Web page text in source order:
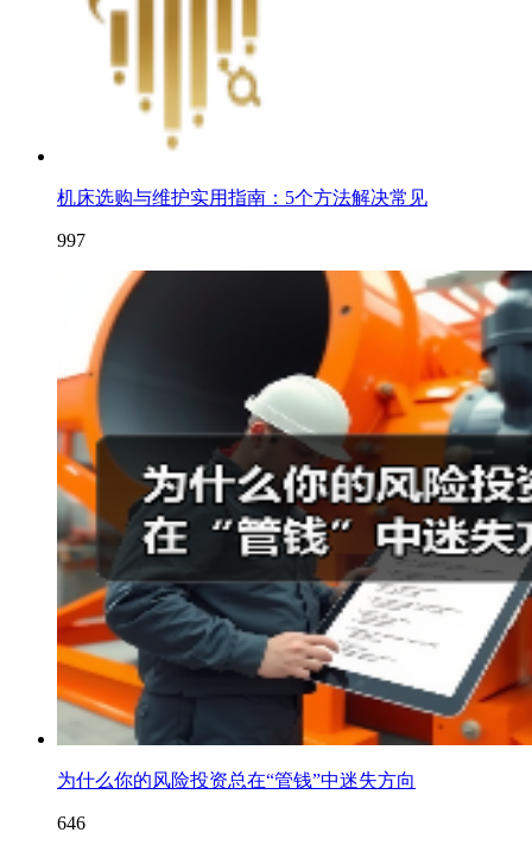
机床选购与维护实用指南：5个方法解决常见
997
为什么你的风险投资总在“管钱”中迷失方向
646